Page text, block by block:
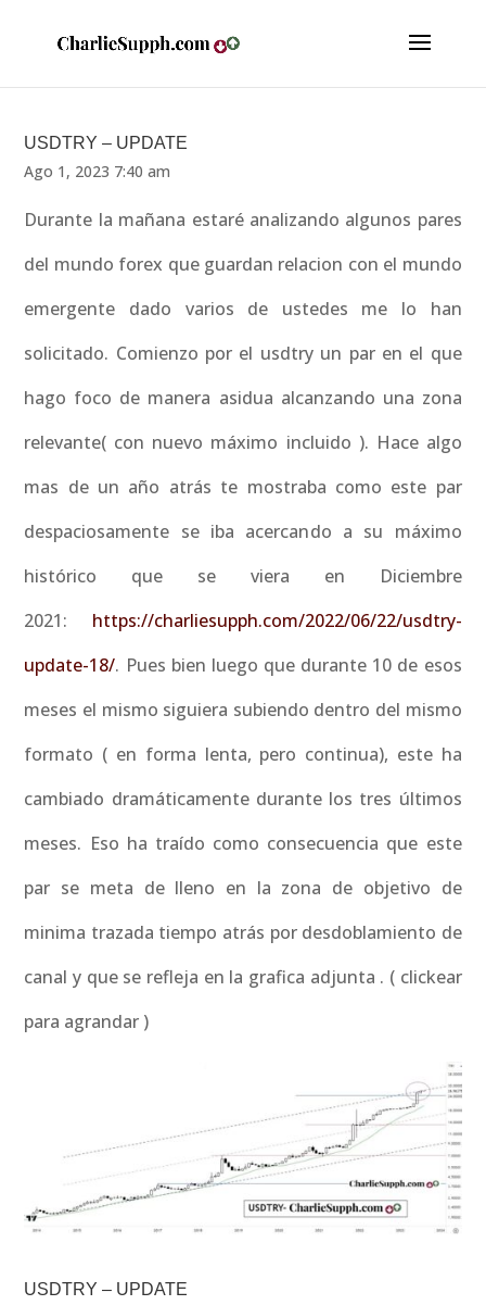
USDTRY – UPDATE
Ago 1, 2023 7:40 am
Durante la mañana estaré analizando algunos pares
del mundo forex que guardan relacion con el mundo
emergente dado varios de ustedes me lo han
solicitado. Comienzo por el usdtry un par en el que
hago foco de manera asidua alcanzando una zona
relevante( con nuevo máximo incluido ). Hace algo
mas de un año atrás te mostraba como este par
despaciosamente se iba acercando a su máximo
histórico que se viera en Diciembre
2021: https://charliesupph.com/2022/06/22/usdtry-
update-18/. Pues bien luego que durante 10 de esos
meses el mismo siguiera subiendo dentro del mismo
formato ( en forma lenta, pero continua), este ha
cambiado dramáticamente durante los tres últimos
meses. Eso ha traído como consecuencia que este
par se meta de lleno en la zona de objetivo de
minima trazada tiempo atrás por desdoblamiento de
canal y que se refleja en la grafica adjunta . ( clickear
para agrandar )
USDTRY – UPDATE